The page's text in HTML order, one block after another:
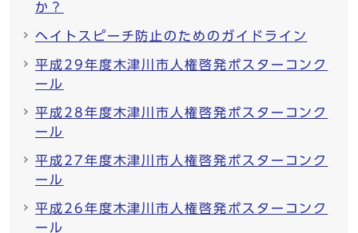
か？
ヘイトスピーチ防止のためのガイドライン
平成29年度木津川市人権啓発ポスターコンク
ール
平成28年度木津川市人権啓発ポスターコンク
ール
平成27年度木津川市人権啓発ポスターコンク
ール
平成26年度木津川市人権啓発ポスターコンク
ール